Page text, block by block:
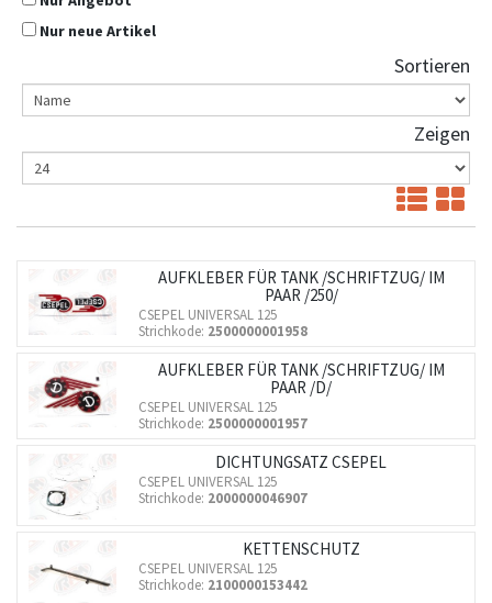
Nur neue Artikel
Sortieren
Zeigen
AUFKLEBER FÜR TANK /SCHRIFTZUG/ IM
PAAR /250/
CSEPEL UNIVERSAL 125
Strichkode: 2500000001958
AUFKLEBER FÜR TANK /SCHRIFTZUG/ IM
PAAR /D/
CSEPEL UNIVERSAL 125
Strichkode: 2500000001957
DICHTUNGSATZ CSEPEL
CSEPEL UNIVERSAL 125
Strichkode: 2000000046907
KETTENSCHUTZ
CSEPEL UNIVERSAL 125
Strichkode: 2100000153442